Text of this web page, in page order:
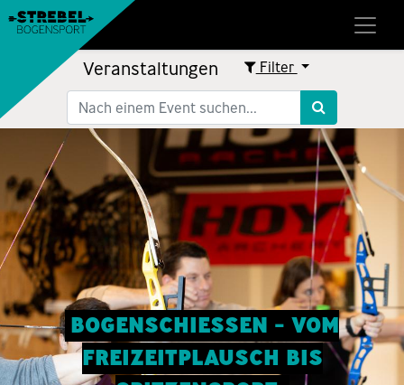
Veranstaltungen Filter
BOGENSCHIESSEN - VOM
FREIZEITPLAUSCH BIS